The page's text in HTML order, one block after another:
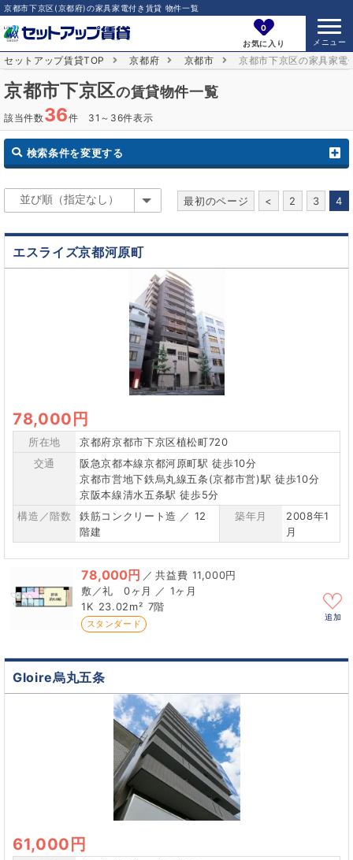
京都市下京区(京都府)の家具家電付き賃貸 物件一覧
0
お気に入り
セットアップ賃貸TOP 京都府 京都市 京都市下京区の家具家電
京都市下京区の賃貸物件一覧
該当件数36件 31～36件表示
検索条件を変更する
最初のページ < 2 3 4
エスライズ京都河原町
78,000円
所在地
京都府京都市下京区植松町720
交通
阪急京都本線京都河原町駅 徒歩10分
京都市営地下鉄烏丸線五条(京都市営)駅 徒歩10分
京阪本線清水五条駅 徒歩5分
構造／階数
鉄筋コンクリート造 ／ 12
階建
築年月
2008年1
月
78,000円 ／
11,000円
0ヶ月 ／ 1ヶ月
1K 23.02m² 7階
スタンダード
追加
Gloire烏丸五条
61,000円